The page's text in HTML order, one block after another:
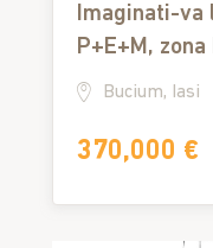
Imaginati-va
P+E+M,
Bucium, Iasi
370,000 €